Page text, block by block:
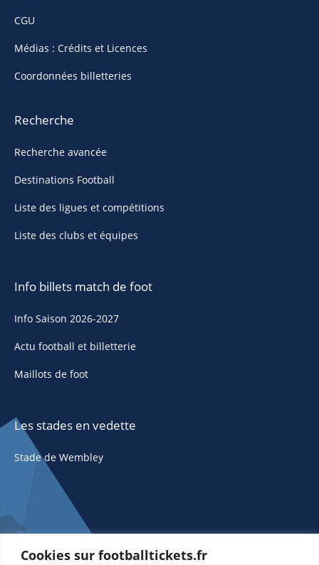
Cookies sur footballtickets.fr
CGU
Médias : Crédits et Licences
Coordonnées billetteries
Recherche
Recherche avancée
Destinations Football
Liste des ligues et compétitions
Liste des clubs et équipes
Info billets match de foot
Info Saison 2026-2027
Actu football et billetterie
Maillots de foot
Les stades en vedette
Stade de Wembley